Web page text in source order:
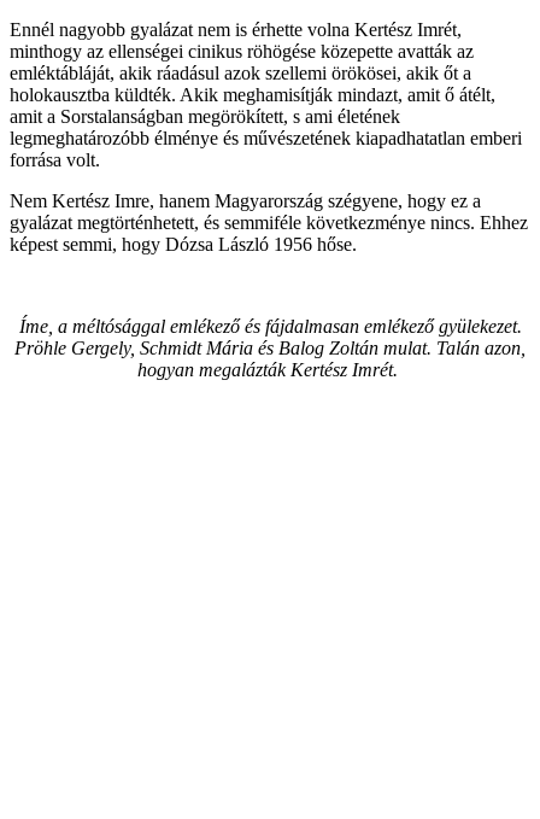
Ennél nagyobb gyalázat nem is érhette volna Kertész Imrét,
minthogy az ellenségei cinikus röhögése közepette avatták az
emléktábláját, akik ráadásul azok szellemi örökösei, akik őt a
holokausztba küldték. Akik meghamisítják mindazt, amit ő átélt,
amit a Sorstalanságban megörökített, s ami életének
legmeghatározóbb élménye és művészetének kiapadhatatlan emberi
forrása volt.
Nem Kertész Imre, hanem Magyarország szégyene, hogy ez a
gyalázat megtörténhetett, és semmiféle következménye nincs. Ehhez
képest semmi, hogy Dózsa László 1956 hőse.
Íme, a méltósággal emlékező és fájdalmasan emlékező gyülekezet.
Pröhle Gergely, Schmidt Mária és Balog Zoltán mulat. Talán azon,
hogyan megalázták Kertész Imrét.